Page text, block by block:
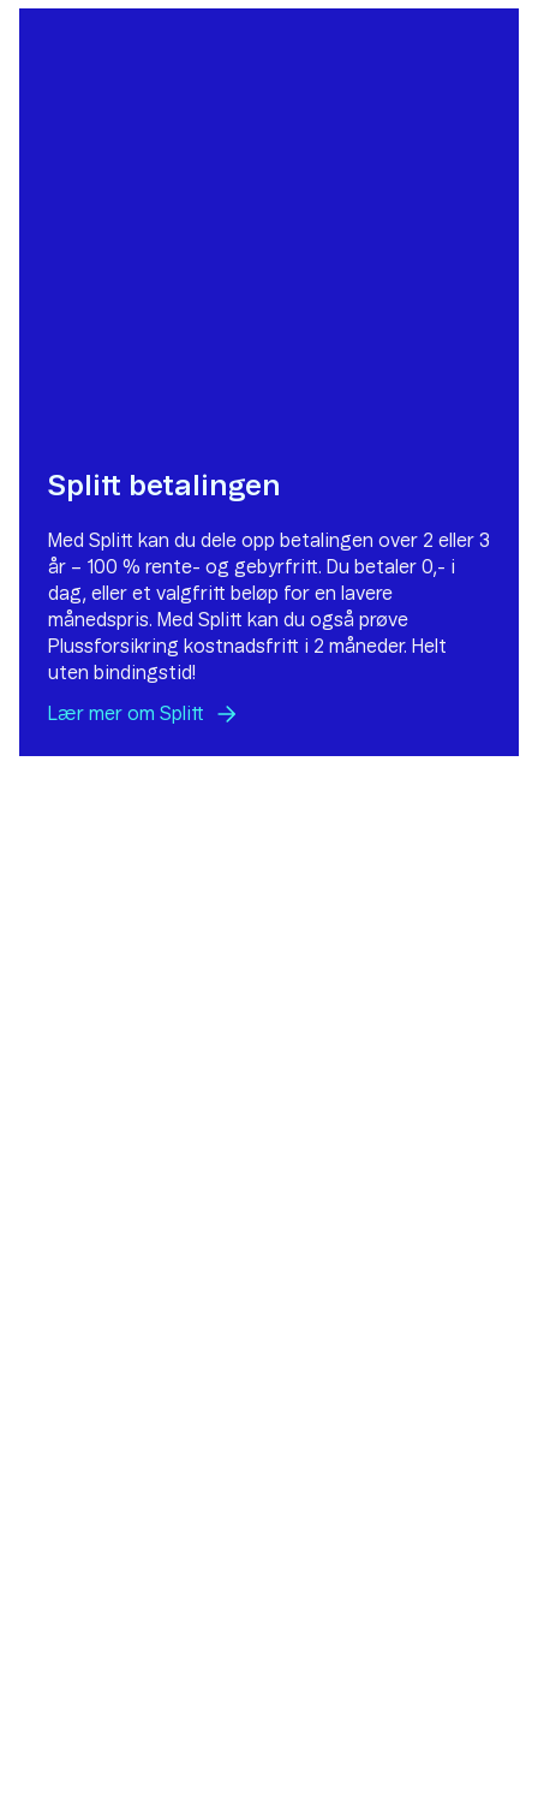
Splitt betalingen
Med Splitt kan du dele opp betalingen over 2 eller 3
år – 100 % rente- og gebyrfritt. Du betaler 0,- i
dag, eller et valgfritt beløp for en lavere
månedspris. Med Splitt kan du også prøve
Plussforsikring kostnadsfritt i 2 måneder. Helt
uten bindingstid!
Lær mer om Splitt